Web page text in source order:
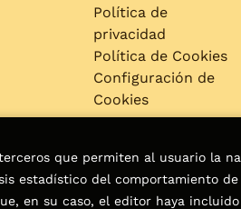
Política de
privacidad
Política de Cookies
Configuración de
Cookies
que permiten al usuario la
estadístico del comportamiento
en su caso, el editor haya